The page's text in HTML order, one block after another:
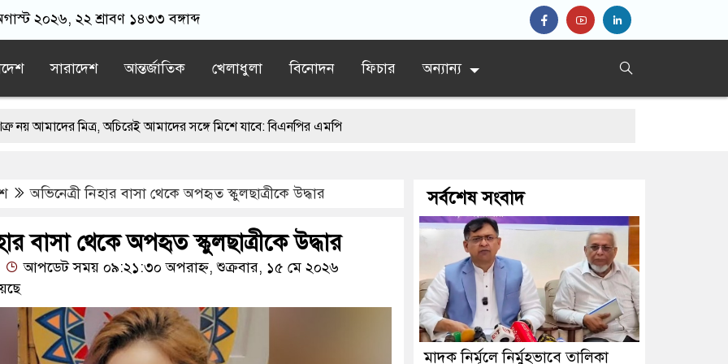
২০২৬, ২২ শ্রাবণ ১৪৩৩ বঙ্গাব্দ
সারাদেশ আন্তর্জাতিক খেলাধুলা বিনোদন ফিচার অন্যান্য
অচিরেই আমাদের সঙ্গে মিশে যাবে: বিএনপির এমপি
স্মারকলিপি এবার বিএনপিকে ব্যবহার করতে চায় ভারত: রাশেদ প্রধান
ন্যারেটিভ’ পুরনো রাজনীতি : পররাষ্ট্র প্রতিমন্ত্রী
অভিনেত্রী নিহার বাসা থেকে অপহৃত স্কুলছাত্রীকে উদ্ধার
বাসা থেকে অপহৃত স্কুলছাত্রীকে উদ্ধার
আপডেট সময় ০৯:২১:৩০ অপরাহ্ন, শুক্রবার, ১৫ মে ২০২৬
সর্বশেষ সংবাদ
মাদক নির্মূলে নির্মুহভাবে তালিকা